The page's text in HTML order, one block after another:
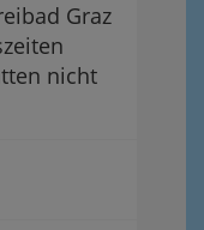
Graz
nicht